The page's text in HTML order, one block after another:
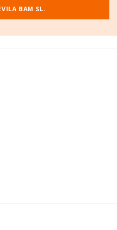
social establecido en Calle
Barcelona, Cataluña.
16.204 empresas, en el ámbito
BAM SL.